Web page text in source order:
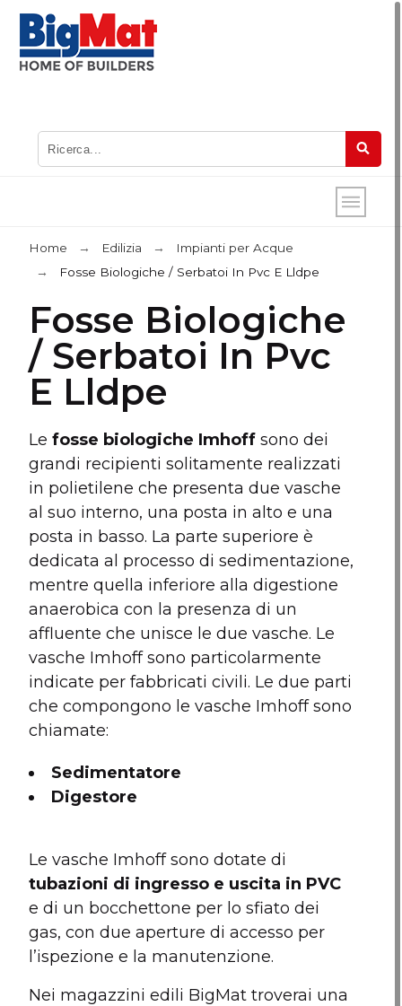
Home Edilizia
Impianti per Acque
Fosse Biologiche / Serbatoi In Pvc E Lldpe
Fosse Biologiche
/ Serbatoi In Pvc
E Lldpe
Lefosse biologiche Imhoffsono dei
grandi recipienti solitamente realizzati
in polietilene che presenta due vasche
al suo interno, una posta in alto e una
posta in basso. La parte superiore è
dedicata al processo di sedimentazione,
mentre quella inferiore alla digestione
anaerobica con la presenza di un
affluente che unisce le due vasche. Le
vasche Imhoff sono particolarmente
indicate per fabbricati civili. Le due parti
che compongono le vasche Imhoff sono
chiamate:
Sedimentatore
Digestore
Le vasche Imhoff sono dotate di
tubazioni di ingresso e uscita in PVC
e di un bocchettone per lo sfiato dei
gas, con due aperture di accesso per
l’ispezione e la manutenzione.
Nei magazzini edili BigMat troverai una